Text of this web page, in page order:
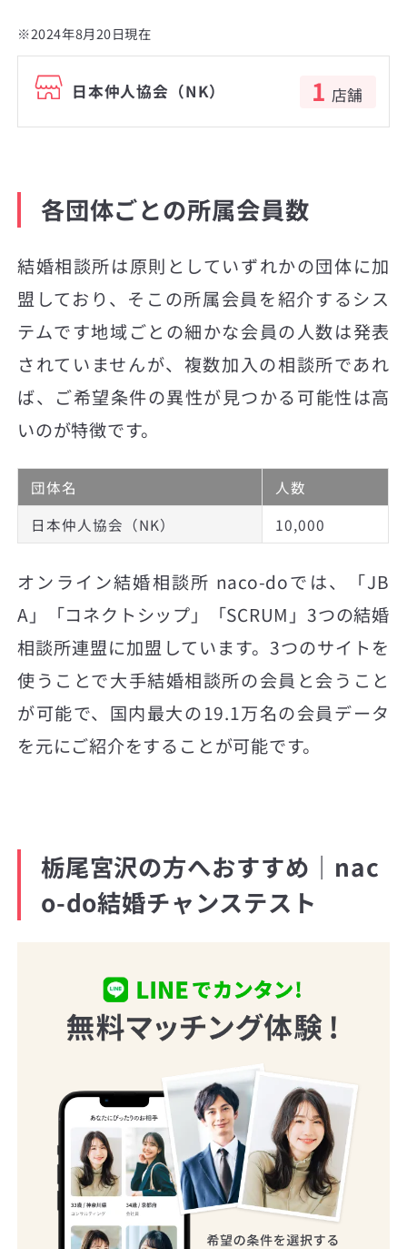
※2024年8月20日現在
日本仲人協会（NK） 1 店舗
各団体ごとの所属会員数
結婚相談所は原則としていずれかの団体に加
盟しており、そこの所属会員を紹介するシス
テムです地域ごとの細かな会員の人数は発表
されていませんが、複数加入の相談所であれ
ば、ご希望条件の異性が見つかる可能性は高
いのが特徴です。
団体名
人数
日本仲人協会（NK）
10,000
オンライン結婚相談所 naco-doでは、「JB
A」「コネクトシップ」「SCRUM」3つの結婚
相談所連盟に加盟しています。3つのサイトを
使うことで大手結婚相談所の会員と会うこと
が可能で、国内最大の19.1万名の会員データ
を元にご紹介をすることが可能です。
栃尾宮沢の方へおすすめ｜nac
o-do結婚チャンステスト